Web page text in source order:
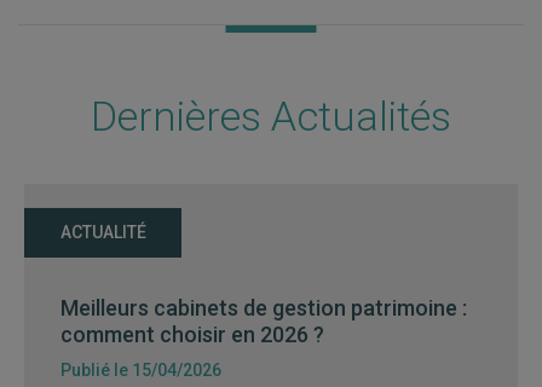
Dernières Actualités
ACTUALITÉ
Meilleurs cabinets de gestion patrimoine :
comment choisir en 2026 ?
Publié le 15/04/2026